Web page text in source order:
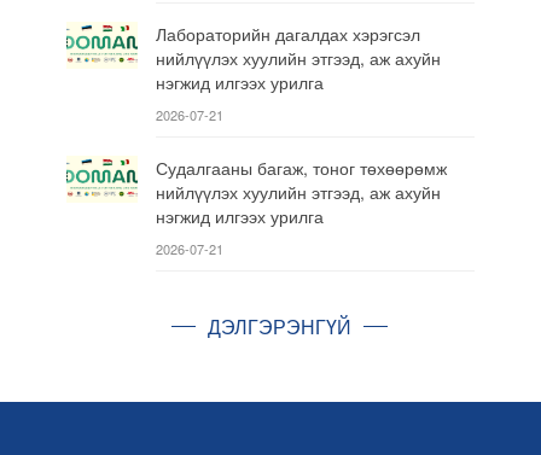
Лабораторийн дагалдах хэрэгсэл
нийлүүлэх хуулийн этгээд, аж ахуйн
нэгжид илгээх урилга
2026-07-21
Судалгааны багаж, тоног төхөөрөмж
нийлүүлэх хуулийн этгээд, аж ахуйн
нэгжид илгээх урилга
2026-07-21
ДЭЛГЭРЭНГҮЙ